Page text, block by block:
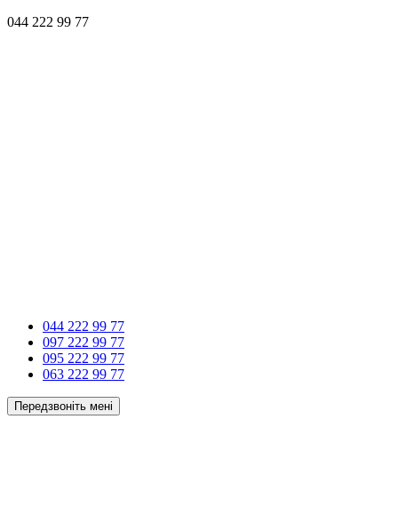
044 222 99 77
044 222 99 77
097 222 99 77
095 222 99 77
063 222 99 77
Передзвоніть мені